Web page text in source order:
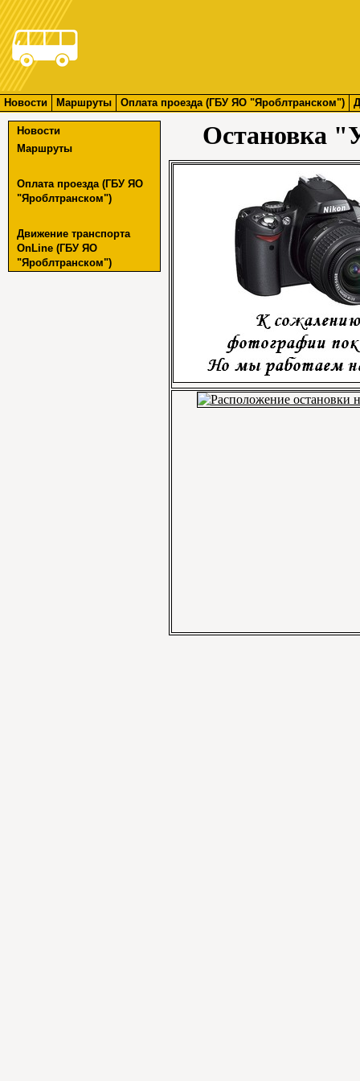
Новости Маршруты Оплата проезда (ГБУ ЯО "Яроблтранском")
Новости
Маршруты
Оплата проезда (ГБУ ЯО
"Яроблтранском")
Движение транспорта
OnLine (ГБУ ЯО
"Яроблтранском")
Остановка